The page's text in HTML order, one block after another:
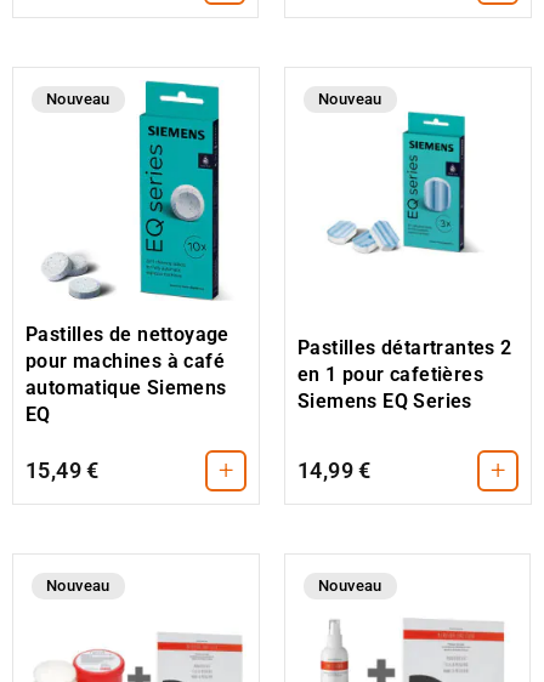
Nouveau
Pastilles de nettoyage
pour machines à café
automatique Siemens
EQ
15,49 € +
Nouveau
Pastilles détartrantes 2
en 1 pour cafetières
Siemens EQ Series
14,99 € +
Nouveau Nouveau